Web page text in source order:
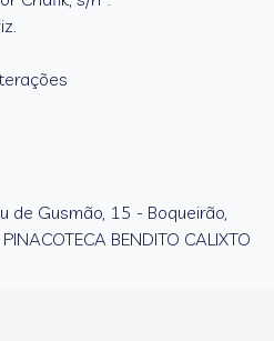
de Gusmão, 15 - Boqueirão,
BENDITO CALIXTO